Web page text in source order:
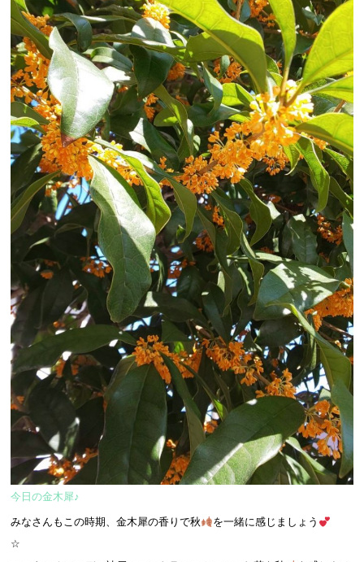
今日の金木犀♪
みなさんもこの時期、金木犀の香りで秋
を一緒に感じましょう
☆